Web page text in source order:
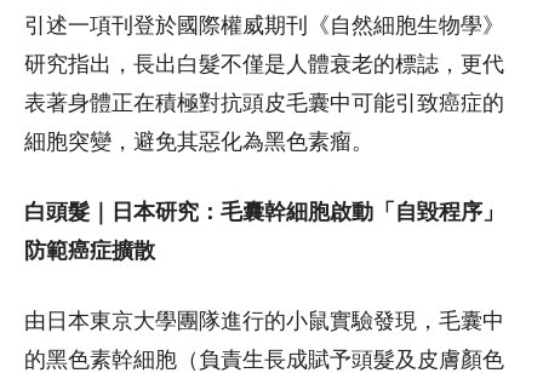
引述一項刊登於國際權威期刊《自然細胞生物學》
研究指出，長出白髮不僅是人體衰老的標誌，更代
表著身體正在積極對抗頭皮毛囊中可能引致癌症的
細胞突變，避免其惡化為黑色素瘤。
白頭髮｜日本研究：毛囊幹細胞啟動「自毀程序」
防範癌症擴散
由日本東京大學團隊進行的小鼠實驗發現，毛囊中
的黑色素幹細胞（負責生長成賦予頭髮及皮膚顏色